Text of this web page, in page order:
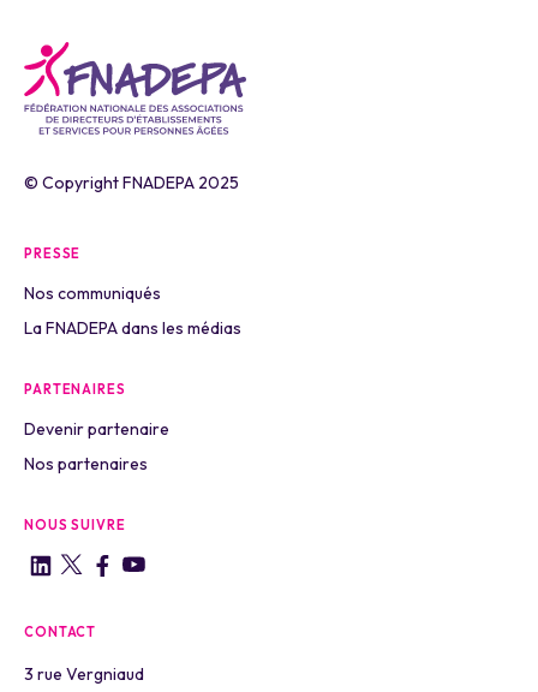
© Copyright FNADEPA 2025
PRESSE
Nos communiqués
La FNADEPA dans les médias
PARTENAIRES
Devenir partenaire
Nos partenaires
NOUS SUIVRE
CONTACT
3 rue Vergniaud